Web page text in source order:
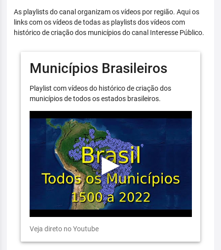
As playlists do canal organizam os vídeos por região. Aqui os
links com os vídeos de todas as playlists dos vídeos com
histórico de criação dos municípios do canal Interesse Público.
Municípios Brasileiros
Playlist com vídeos do histórico de criação dos
municípios de todos os estados brasileiros.
Veja direto no Youtube